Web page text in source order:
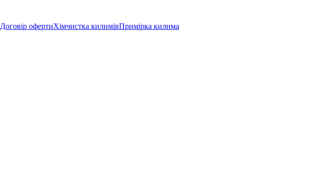
Договір офертиХімчистка килимівПримірка килима